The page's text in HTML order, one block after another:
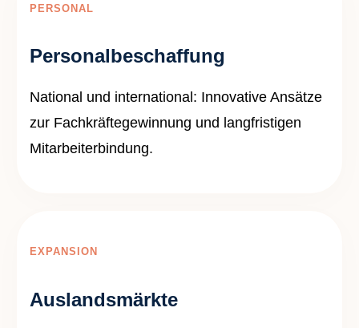
PERSONAL
Personalbeschaffung
National und international: Innovative Ansätze
zur Fachkräftegewinnung und langfristigen
Mitarbeiterbindung.
EXPANSION
Auslandsmärkte